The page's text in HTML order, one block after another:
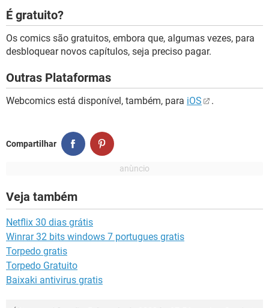
É gratuito?
Os comics são gratuitos, embora que, algumas vezes, para
desbloquear novos capítulos, seja preciso pagar.
Outras Plataformas
Webcomics está disponível, também, para iOS .
Compartilhar
Veja também
Netflix 30 dias grátis
Winrar 32 bits windows 7 portugues gratis
Torpedo gratis
Torpedo Gratuito
Baixaki antivirus gratis